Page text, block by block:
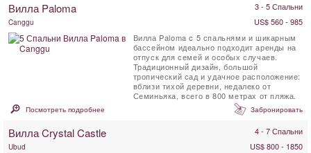
Вилла Paloma 3 - 5 Спальни
Canggu
US$ 560 - 985
Вилла Paloma c 5 спальнями и шикарным
бассейном идеально подходит аренды на
отпуск для семей и особых случаев.
Традиционный дизайн, большой
тропический сад и удачное расположение:
вблизи тихой деревни, недалеко от
Семиньяка, всего в 800 метрах от пляжа.
Посмотреть подробнее Забронировать
Вилла Crystal Castle 4 - 7 Спальни
Ubud
US$ 800 - 1850